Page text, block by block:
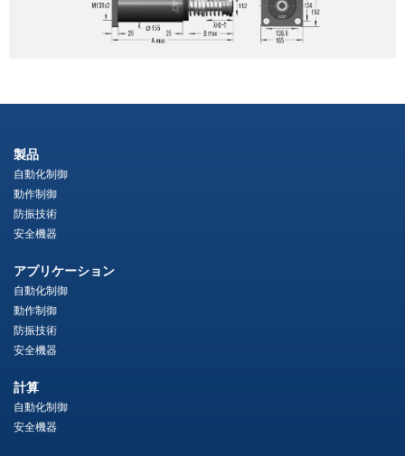
製品
自動化制御
動作制御
防振技術
安全機器
アプリケーション
自動化制御
動作制御
防振技術
安全機器
計算
自動化制御
安全機器